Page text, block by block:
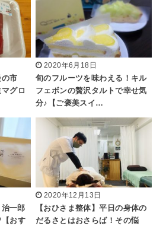
市
グロ
2020年6月18日
旬のフルーツを味わえる！キル
フェボンの贅沢タルトで幸せ気
分♪【ご褒美スイ…
一郎
おす
2020年12月13日
【おひさま整体】平日の身体の
だるさとはおさらば！その悩